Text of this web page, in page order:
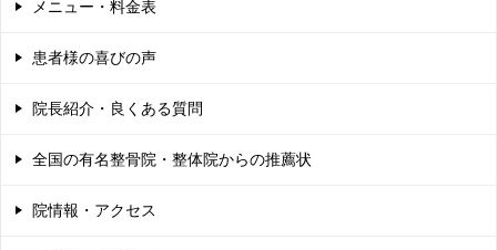
メニュー・料金表
患者様の喜びの声
院長紹介・良くある質問
全国の有名整骨院・整体院からの推薦状
院情報・アクセス